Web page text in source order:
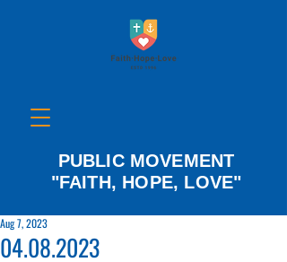
PUBLIC MOVEMENT
"FAITH, HOPE, LOVE"
04.08.2023
Aug 7, 2023